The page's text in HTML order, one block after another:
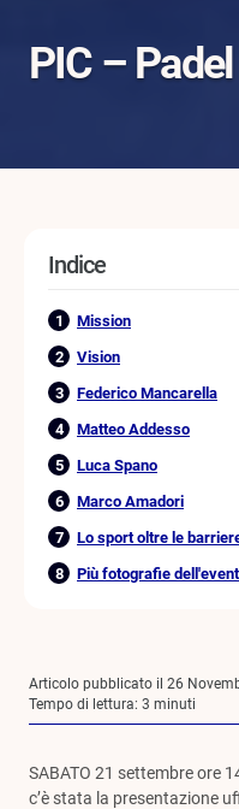
PIC –
Indice
Mission
Vision
Federico Mancarella
Matteo Addesso
Luca Spano
Marco Amadori
Lo sport oltre le
Più fotografie
Articolo pubblicato il 26
Tempo di lettura: 3 minuti
SABATO 21 settembre ore
c’è stata la presentazione